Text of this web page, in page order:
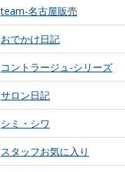
team-名古屋販売
おでかけ日記
コントラージュ-シリーズ
サロン日記
シミ・シワ
スタッフお気に入り